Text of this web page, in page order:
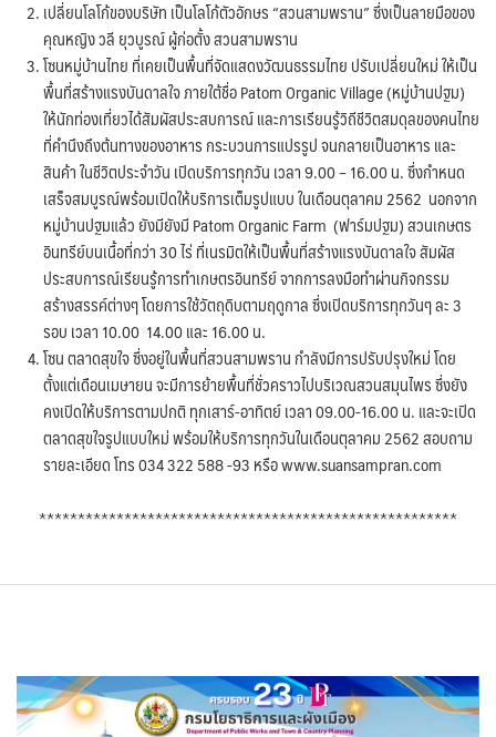
เปลี่ยนโลโก้ของบริษัท เป็นโลโก้ตัวอักษร “สวนสามพราน” ซึ่งเป็นลายมือของ
คุณหญิง วลี ยุวบูรณ์ ผู้ก่อตั้ง สวนสามพราน
โซนหมู่บ้านไทย ที่เคยเป็นพื้นที่จัดแสดงวัฒนธรรมไทย ปรับเปลี่ยนใหม่ ให้เป็น
พื้นที่สร้างแรงบันดาลใจ ภายใต้ชื่อ Patom Organic Village (หมู่บ้านปฐม)
ให้นักท่องเที่ยวได้สัมผัสประสบการณ์ และการเรียนรู้วิถีชีวิตสมดุลของคนไทย
ที่คำนึงถึงต้นทางของอาหาร กระบวนการแปรรูป จนกลายเป็นอาหาร และ
สินค้า ในชีวิตประจำวัน เปิดบริการทุกวัน เวลา 9.00 – 16.00 น. ซึ่งกำหนด
เสร็จสมบูรณ์พร้อมเปิดให้บริการเต็มรูปแบบ ในเดือนตุลาคม 2562 นอกจาก
หมู่บ้านปฐมแล้ว ยังมียังมี Patom Organic Farm (ฟาร์มปฐม) สวนเกษตร
อินทรีย์บนเนื้อที่กว่า 30 ไร่ ที่เนรมิตให้เป็นพื้นที่สร้างแรงบันดาลใจ สัมผัส
ประสบการณ์เรียนรู้การทำเกษตรอินทรีย์ จากการลงมือทำผ่านกิจกรรม
สร้างสรรค์ต่างๆ โดยการใช้วัตถุดิบตามฤดูกาล ซึ่งเปิดบริการทุกวันๆ ละ 3
รอบ เวลา 10.00 14.00 และ 16.00 น.
โซน ตลาดสุขใจ ซึ่งอยู่ในพื้นที่สวนสามพราน กำลังมีการปรับปรุงใหม่ โดย
ตั้งแต่เดือนเมษายน จะมีการย้ายพื้นที่ชั่วคราวไปบริเวณสวนสมุนไพร ซึ่งยัง
คงเปิดให้บริการตามปกติ ทุกเสาร์-อาทิตย์ เวลา 09.00-16.00 น. และจะเปิด
ตลาดสุขใจรูปแบบใหม่ พร้อมให้บริการทุกวันในเดือนตุลาคม 2562 สอบถาม
รายละเอียด โทร 034 322 588 -93 หรือ www.suansampran.com
******************************************************